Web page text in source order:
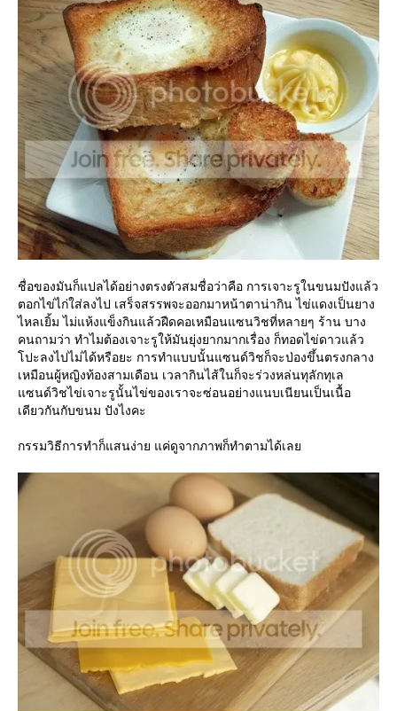
ชื่อของมันก็แปลได้อย่างตรงตัวสมชื่อว่าคือ การเจาะรูในขนมปังแล้ว
ตอกไข่ไก่ใส่ลงไป เสร็จสรรพจะออกมาหน้าตาน่ากิน ไข่แดงเป็นยาง
ไหลเยิ้ม ไม่แห้งแข็งกินแล้วฝืดคอเหมือนแซนวิชที่หลายๆ ร้าน บาง
คนถามว่า ทำไมต้องเจาะรูให้มันยุ่งยากมากเรื่อง ก็ทอดไข่ดาวแล้ว
ปะลงไปไม่ได้หรือยะ การทำแบบนั้นแซนด์วิชก็จะป่องขึ้นตรงกลาง
เหมือนผู้หญิงท้องสามเดือน เวลากินไส้ในก็จะร่วงหล่นทุลักทุเล
ซนด์วิชไข่เจาะรูนั้นไข่ของเราจะซ่อนอย่างแนบเนียนเป็นเนื้อ
เดียวกันกับขนม ปังไงคะ
กรรมวิธีการทำก็แสนง่าย แค่ดูจากภาพก็ทำตามได้เล